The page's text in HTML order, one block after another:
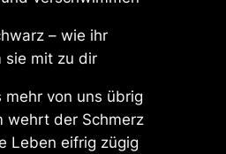
– wie ihr
sie mit zu dir
mehr von uns übrig
wehrt der Schmerz
Leben eifrig zügig